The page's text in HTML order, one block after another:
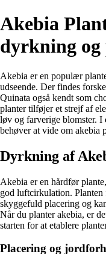
Akebia
dyrkning og
Akebia er en populær
udseende. Der findes
Quinata også kendt som
planter tilføjer et strejf af
løv og farverige blomster.
behøver at vide om akebia
Dyrkning af
Akebia er en hårdfør
god luftcirkulation.
skyggefuld placering og
Når du planter akebia, er
starten for at etablere
Placering og